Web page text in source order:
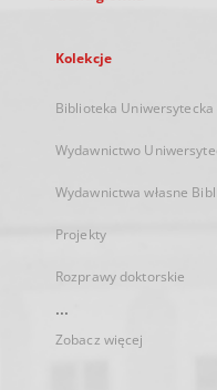
Kolekcje
Biblioteka Uniwersytecka
Wydawnictwo
Wydawnictwa własne
Projekty
Rozprawy doktorskie
...
Zobacz więcej